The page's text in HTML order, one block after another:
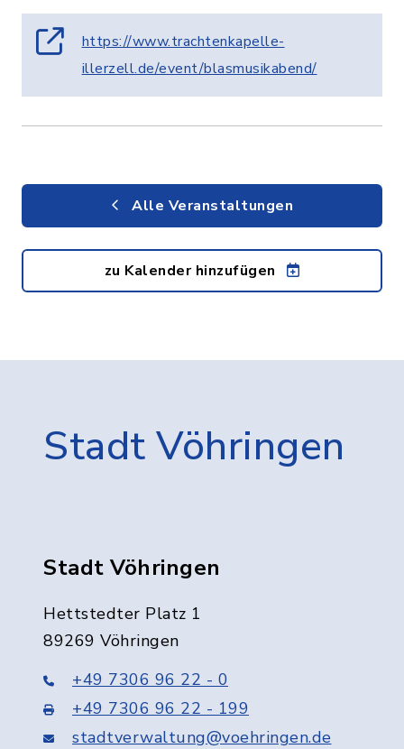
https://www.trachtenkapelle-
illerzell.de/event/blasmusikabend/
Alle Veranstaltungen
zu Kalender hinzufügen
Stadt Vöhringen
Stadt Vöhringen
Hettstedter Platz 1
89269 Vöhringen
+49 7306 96 22 - 0
+49 7306 96 22 - 199
stadtverwaltung@voehringen.de